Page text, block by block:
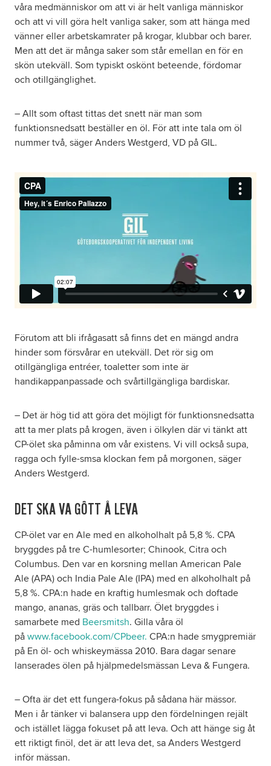
våra medmänniskor om att vi är helt vanliga människor
och att vi vill göra helt vanliga saker, som att hänga med
vänner eller arbetskamrater på krogar, klubbar och barer.
Men att det är många saker som står emellan en för en
skön utekväll. Som typiskt oskönt beteende, fördomar
och otillgänglighet.
– Allt som oftast tittas det snett när man som
funktionsnedsatt beställer en öl. För att inte tala om öl
nummer två, säger Anders Westgerd, VD på GIL.
Förutom att bli ifrågasatt så finns det en mängd andra
hinder som försvårar en utekväll. Det rör sig om
otillgängliga entréer, toaletter som inte är
handikappanpassade och svårtillgängliga bardiskar.
– Det är hög tid att göra det möjligt för funktionsnedsatta
att ta mer plats på krogen, även i ölkylen där vi tänkt att
CP-ölet ska påminna om vår existens. Vi vill också supa,
ragga och fylle-smsa klockan fem på morgonen, säger
Anders Westgerd.
DET SKA VA GÔTT Å LEVA
CP-ölet var en Ale med en alkoholhalt på 5,8 %. CPA
bryggdes på tre C-humlesorter; Chinook, Citra och
Columbus. Den var en korsning mellan American Pale
Ale (APA) och India Pale Ale (IPA) med en alkoholhalt på
5,8 %. CPA:n hade en kraftig humlesmak och doftade
mango, ananas, gräs och tallbarr. Ölet bryggdes i
samarbete med Beersmitsh. Gilla våra öl
på www.facebook.com/CPbeer. CPA:n hade smygpremiär
på En öl- och whiskeymässa 2010. Bara dagar senare
lanserades ölen på hjälpmedelsmässan Leva & Fungera.
– Ofta är det ett fungera-fokus på sådana här mässor.
Men i år tänker vi balansera upp den fördelningen rejält
och istället lägga fokuset på att leva. Och att hänge sig åt
ett riktigt finöl, det är att leva det, sa Anders Westgerd
inför mässan.